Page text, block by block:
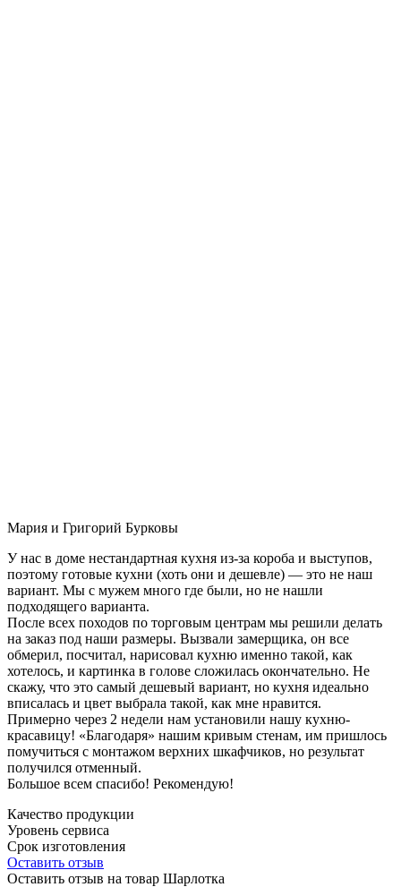
Мария и Григорий Бурковы
У нас в доме нестандартная кухня из-за короба и выступов,
поэтому готовые кухни (хоть они и дешевле) — это не наш
вариант. Мы с мужем много где были, но не нашли
подходящего варианта.
После всех походов по торговым центрам мы решили делать
на заказ под наши размеры. Вызвали замерщика, он все
обмерил, посчитал, нарисовал кухню именно такой, как
хотелось, и картинка в голове сложилась окончательно. Не
скажу, что это самый дешевый вариант, но кухня идеально
вписалась и цвет выбрала такой, как мне нравится.
Примерно через 2 недели нам установили нашу кухню-
красавицу! «Благодаря» нашим кривым стенам, им пришлось
помучиться с монтажом верхних шкафчиков, но результат
получился отменный.
Большое всем спасибо! Рекомендую!
Качество продукции
Уровень сервиса
Срок изготовления
Оставить отзыв
Оставить отзыв на товар Шарлотка